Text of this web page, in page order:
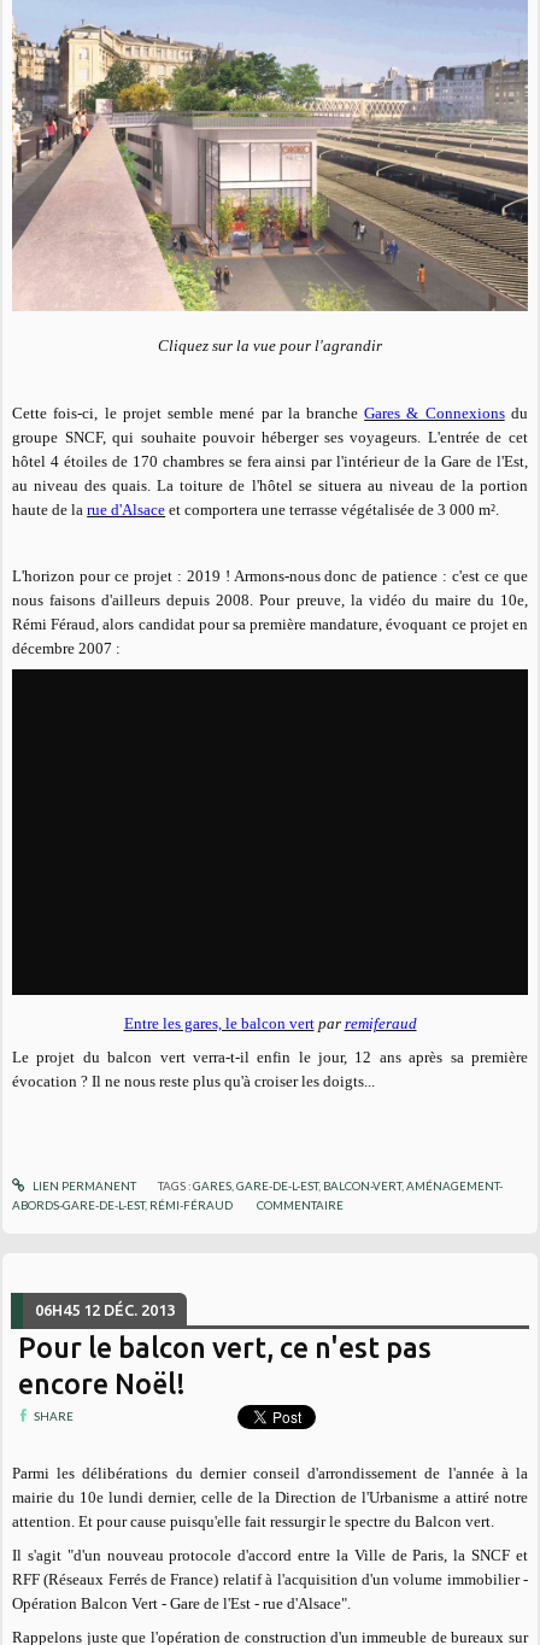
Cliquez sur la vue pour l'agrandir
Cette fois-ci, le projet semble mené par la brancheGares & Connexionsdu
groupe SNCF, qui souhaite pouvoir héberger ses voyageurs. L'entrée de cet
hôtel 4 étoiles de 170 chambres se fera ainsi par l'intérieur de la Gare de l'Est,
au niveau des quais. La toiture de l'hôtel se situera au niveau de la portion
haute de larue d'Alsace et comportera une terrasse végétalisée de 3 000 m².
L'horizon pour ce projet : 2019 ! Armons-nous donc de patience : c'est ce que
nous faisons d'ailleurs depuis 2008. Pour preuve, la vidéo du maire du 10e,
Rémi Féraud, alors candidat pour sa première mandature, évoquant ce projet en
décembre 2007 :
Entre les gares, le balcon vert par remiferaud
Le projet du balcon vert verra-t-il enfin le jour, 12 ans après sa première
évocation ? Il ne nous reste plus qu'à croiser les doigts...
LIEN PERMANENT TAGS :GARES, GARE-DE-L-EST, BALCON-VERT,AMÉNAGEMENT-
ABORDS-GARE-DE-L-EST, RÉMI-FÉRAUD COMMENTAIRE
06H45 12 DÉC. 2013
Pour le balcon vert, ce n'est pas
encore Noël!
SHARE
Parmi les délibérations du dernier conseil d'arrondissement de l'année à la
mairie du 10e lundi dernier, celle de la Direction de l'Urbanisme a attiré notre
attention. Et pour cause puisqu'elle fait ressurgir le spectre du Balcon vert.
Il s'agit "d'un nouveau protocole d'accord entre la Ville de Paris, la SNCF et
RFF (Réseaux Ferrés de France) relatif à l'acquisition d'un volume immobilier -
Opération Balcon Vert - Gare de l'Est - rue d'Alsace".
Rappelons juste que l'opération de construction d'un immeuble de bureaux sur